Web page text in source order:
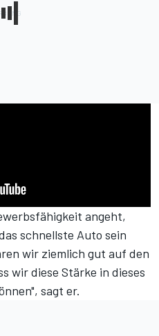
angeht,
schnellste Auto sein
wir ziemlich gut auf den
wir diese Stärke in dieses
sagt er.